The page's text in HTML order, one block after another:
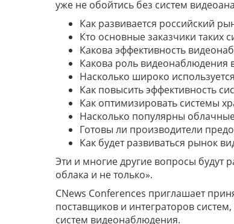
уже не обойтись без систем
Как развивается российский
Кто основные заказчики таких
Какова эффективность
Какова роль видеонаблюдения
Насколько широко
Как повысить эффективность
Как оптимизировать системы
Насколько популярны
Готовы ли производители
Как будет развиваться рынок
Эти и многие другие вопросы будут
облака и не только».
CNews Conferences приглашает
поставщиков и интеграторов
систем видеонаблюдения.